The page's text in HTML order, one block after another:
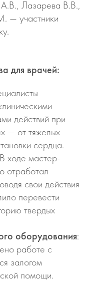
Лазарева В.В.,
— участники
для врачей:
действий при
— от тяжелых
сердца.
ходе мастер-
отработал
свои действия
перевести
твердых
оборудования:
работе с
залогом
помощи.